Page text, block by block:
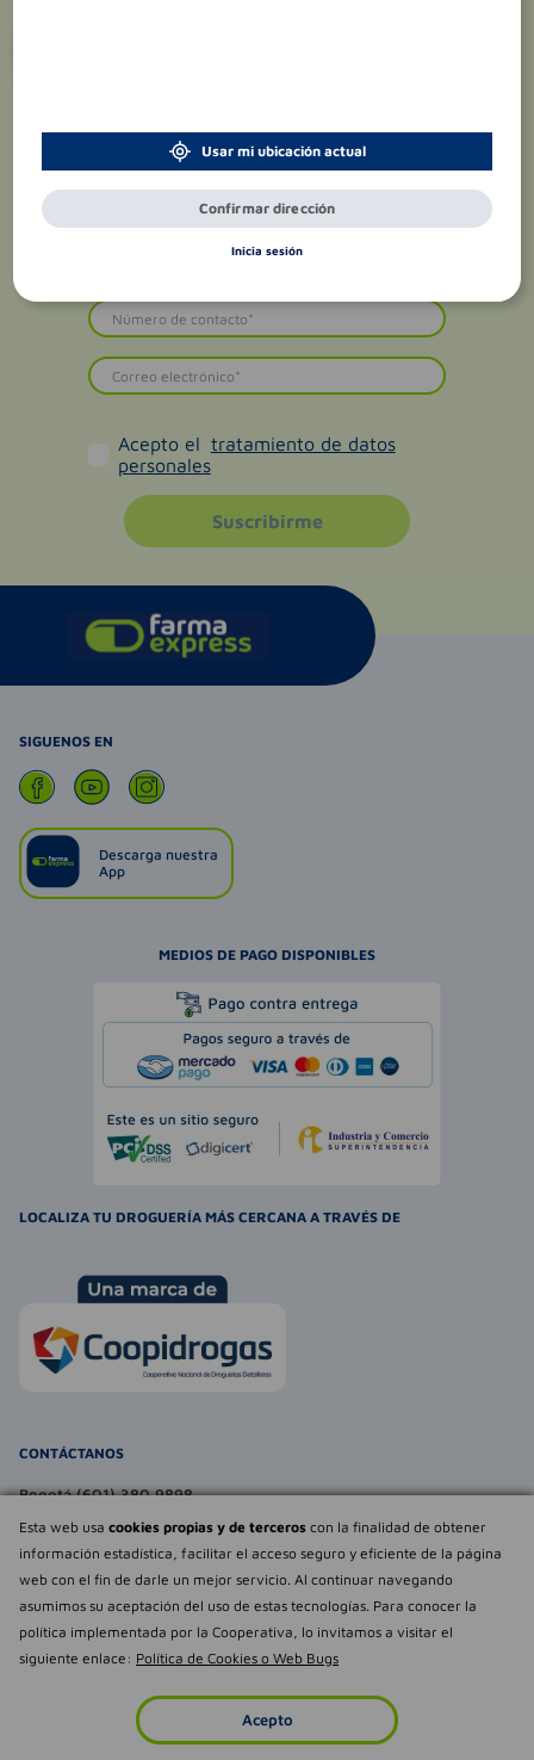
Esta web usa cookies propias y de terceros con la finalidad de obtener
información estadística, facilitar el acceso seguro y eficiente de la página
web con el fin de darle un mejor servicio. Al continuar navegando
asumimos su aceptación del uso de estas tecnologías. Para conocer la
política implementada por la Cooperativa, lo invitamos a visitar el
siguiente enlace: Política de Cookies o Web Bugs
Acepto
Imperdibles Favoritos
Déjanos tu
opinión
Acepto el tratamiento de datos
personales
Suscribirme
SIGUENOS EN
Descarga nuestra
App
MEDIOS DE PAGO DISPONIBLES
LOCALIZA TU DROGUERÍA MÁS CERCANA A TRAVÉS DE
CONTÁCTANOS
Bogotá (601) 380 9898
atencionalcliente@farmaexpress.com
TE PUEDE INTERESAR
NOSOTROS
Empowered by
Todos los derechos reservados Farmaexpress 2025
Usar mi ubicación actual
Confirmar dirección
Inicia sesión